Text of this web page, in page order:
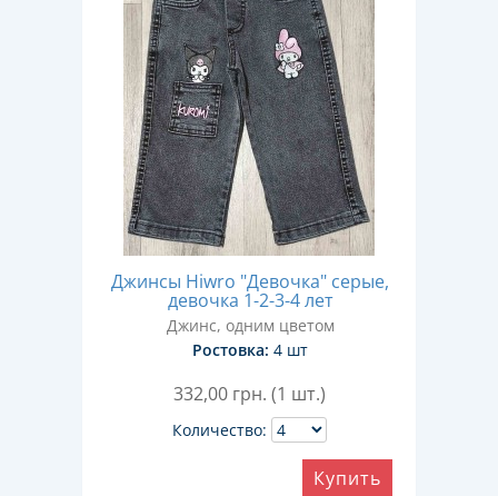
Джинсы Hiwro "Девочка" серые,
девочка 1-2-3-4 лет
Джинс, одним цветом
Ростовка: 4 шт
332,00 грн. (1 шт.)
Количество:
Купить